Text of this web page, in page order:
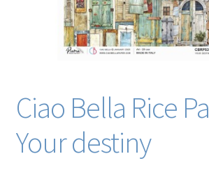
Ciao Bella Rice
Your destiny